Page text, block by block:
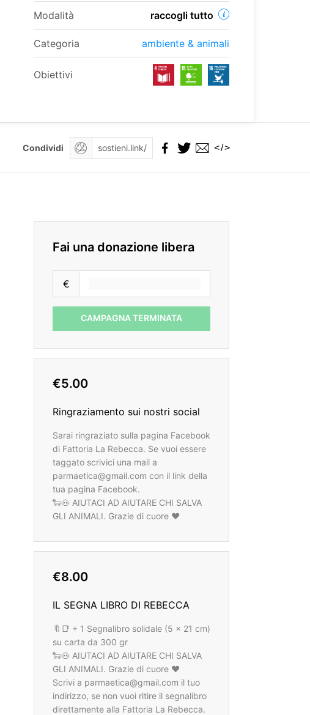
Modalità raccogli tutto
Categoria ambiente & animali
Obiettivi
Condividi </>
Fai una donazione libera
€
CAMPAGNA TERMINATA
€5.00
Ringraziamento sui nostri social
Sarai ringraziato sulla pagina Facebook
di Fattoria La Rebecca. Se vuoi essere
taggato scrivici una mail a
parmaetica@gmail.com con il link della
tua pagina Facebook.
🐑🐽 AIUTACI AD AIUTARE CHI SALVA
GLI ANIMALI. Grazie di cuore ❤️
€8.00
IL SEGNA LIBRO DI REBECCA
🔖📑 + 1 Segnalibro solidale (5 x 21 cm)
su carta da 300 gr
🐑🐽 AIUTACI AD AIUTARE CHI SALVA
GLI ANIMALI. Grazie di cuore ❤️
Scrivi a parmaetica@gmail.com il tuo
indirizzo, se non vuoi ritire il segnalibro
direttamente alla Fattoria La Rebecca.